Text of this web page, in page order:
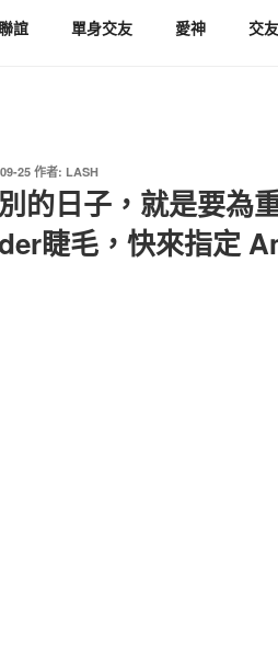
誼 單身交友 愛神 交
25作者: LASH
的日子，就是要為
睫毛，快來指定